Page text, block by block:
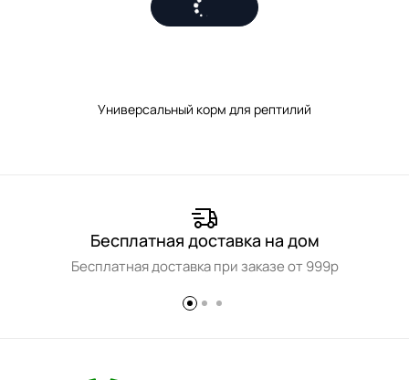
Универсальный корм для рептилий
Бесплатная доставка на дом
Бесплатная доставка при заказе от 999р